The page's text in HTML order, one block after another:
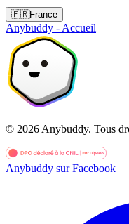
🇫🇷France
Anybuddy - Accueil
© 2026 Anybuddy. Tous
Anybuddy sur Facebook